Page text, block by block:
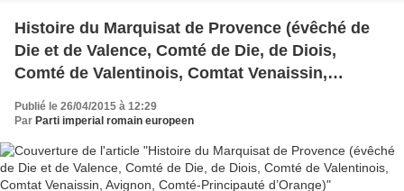
Histoire du Marquisat de Provence (évêché de
Die et de Valence, Comté de Die, de Diois,
Comté de Valentinois, Comtat Venaissin,
Publié le 26/04/2015 à 12:29
Par Parti imperial romain europeen